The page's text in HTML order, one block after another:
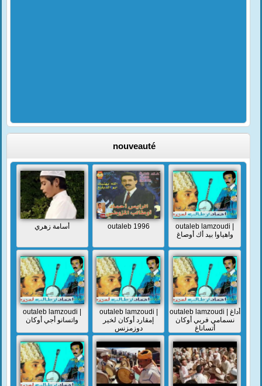
nouveauté
أسامة زهري outaleb 1996
outaleb lamzoudi |
واهياوا بيد أك أوصاغ
outaleb lamzoudi |
واتسانو أجي أوكان
outaleb lamzoudi |
إمقارد أوكان لخير
دوزمزنس
outaleb lamzoudi | أداغ
نسمامي فربي أوكان
أتساناغ